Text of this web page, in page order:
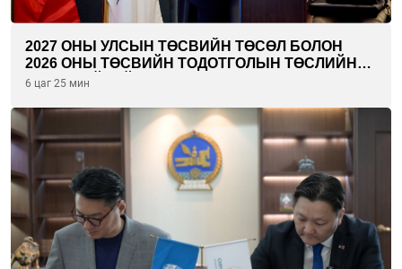
2027 ОНЫ УЛСЫН ТӨСВИЙН ТӨСӨЛ БОЛОН
2026 ОНЫ ТӨСВИЙН ТОДОТГОЛЫН ТӨСЛИЙН
ОЛОН НИЙТИЙН ХЭЛЭЛЦҮҮЛЭГ БОЛЛОО
6 цаг 25 мин